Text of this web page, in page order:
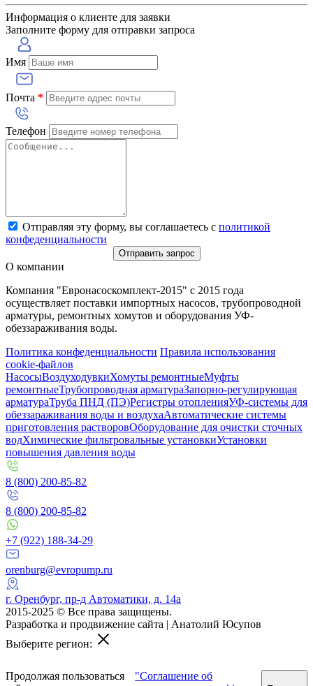
Информация о клиенте для заявки
Заполните форму для отправки запроса
Имя
Почта *
Телефон
Отправляя эту форму, вы соглашаетесь с политикой
конфеденциальности
Отправить запрос
О компании
Компания "Евронасоскомплект-2015" с 2015 года
осуществляет поставки импортных насосов, трубопроводной
арматуры, ремонтных хомутов и оборудования УФ-
обеззараживания воды.
Политика конфеденциальности Правила использования
cookie-файлов
НасосыВоздуходувкиХомуты ремонтныеМуфты
ремонтныеТрубопроводная арматураЗапорно-регулирующая
арматураТруба ПНД (ПЭ)Регистры отопленияУФ-системы для
обеззараживания воды и воздухаАвтоматические системы
приготовления растворовОборудование для очистки сточных
водХимические фильтровальные установкиУстановки
повышения давления воды
8 (800) 200-85-82
8 (800) 200-85-82
+7 (922) 188-34-29
orenburg@evropump.ru
г. Оренбург, ​пр-д Автоматики, д. 14а
2015-2025 © Все права защищены.
Разработка и продвижение сайта | Анатолий Юсупов
Выберите регион:
Продолжая пользоваться
"Соглашение об